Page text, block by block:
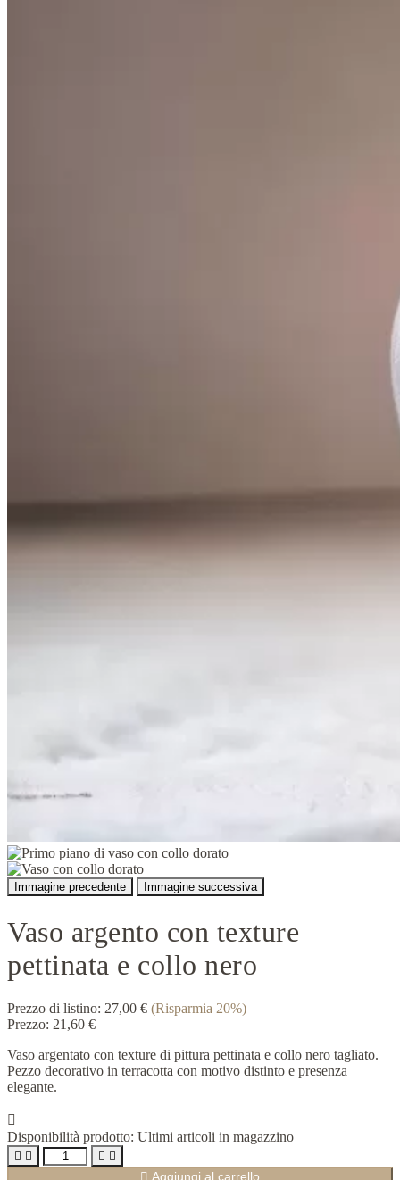
Immagine precedente Immagine successiva
Vaso argento con texture
pettinata e collo nero
Prezzo di listino: 27,00 € (Risparmia 20%)
Prezzo: 21,60 €
Vaso argentato con texture di pittura pettinata e collo nero tagliato.
Pezzo decorativo in terracotta con motivo distinto e presenza
elegante.

Disponibilità prodotto: Ultimi articoli in magazzino
   
 Aggiungi al carrello